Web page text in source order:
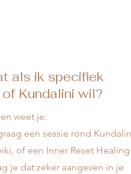
als ik specifiek
Kundalini wil?
weet je:
een sessie rond Kundalini,
of een Inner Reset Healing.”
je dat zeker aangeven in je